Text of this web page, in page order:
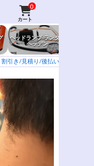
0
カート
ヘッドランプ ランタン
ヘッデン
割引き/見積り/後払い